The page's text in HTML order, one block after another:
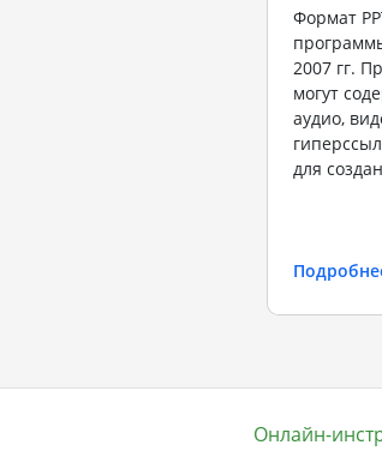
Формат
2007 гг.
могут
аудио,
для
Онлайн-